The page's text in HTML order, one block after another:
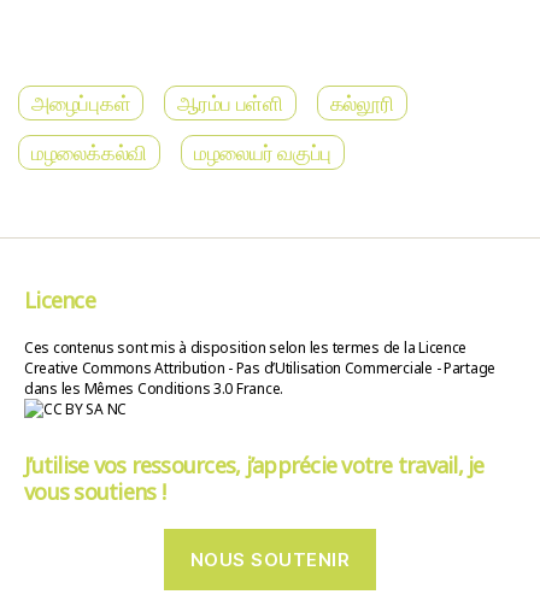
அழைப்புகள் ஆரம்ப பள்ளி
கல்லூரி
மழலைக்கல்வி
மழலையர் வகுப்பு
Licence
Ces contenus sont mis à disposition selon les termes de la Licence
Creative Commons Attribution - Pas d’Utilisation Commerciale - Partage
dans les Mêmes Conditions 3.0 France.
J’utilise vos ressources, j’apprécie votre travail, je
vous soutiens !
NOUS SOUTENIR